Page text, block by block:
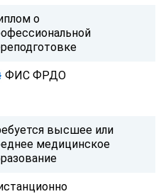
о
ФИС ФРДО
высшее или
медицинское